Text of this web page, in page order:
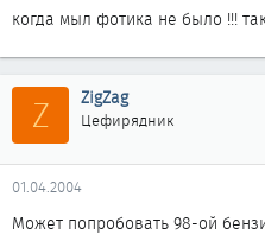
когда мыл фотика не было !!!
Z ZigZag
Цефирядник
01.04.2004
Может попробовать 98-ой